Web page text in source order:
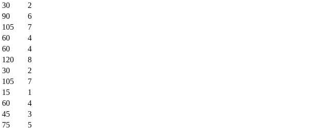
30
2
90
6
105
7
60
4
60
4
120
8
30
2
105
7
15
1
60
4
45
3
75
5